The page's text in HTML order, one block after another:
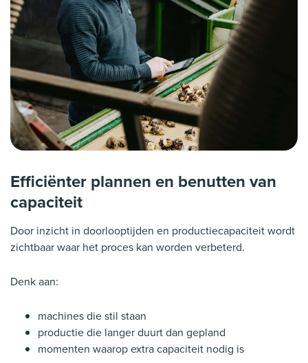
Efficiënter plannen en benutten van
capaciteit
Door inzicht in doorlooptijden en productiecapaciteit wordt
zichtbaar waar het proces kan worden verbeterd.
Denk aan:
machines die stil staan
productie die langer duurt dan gepland
momenten waarop extra capaciteit nodig is